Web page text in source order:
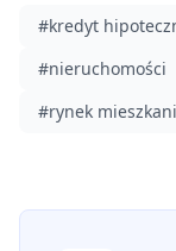
#kredyt
#nieruchomości
#rynek